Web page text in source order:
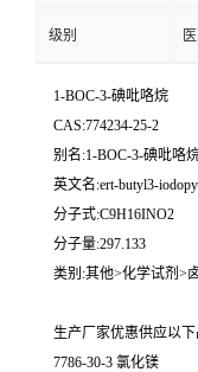
级别
1-BOC-3-碘吡咯烷
CAS:774234-25-2
别名:1-BOC-3-碘吡咯
英文名:ert-butyl3-
分子式:C9H16INO2
分子量:297.133
类别:其他>化学试剂>
生产厂家优惠供应以
7786-30-3 氯化镁